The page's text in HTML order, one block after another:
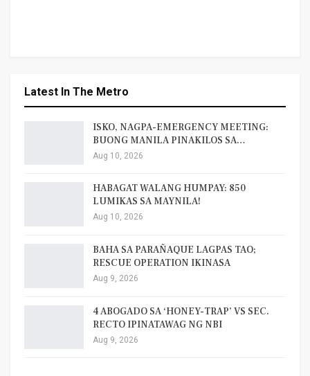
Latest In The Metro
ISKO, NAGPA-EMERGENCY MEETING:
BUONG MANILA PINAKILOS SA…
Aug 10, 2026
HABAGAT WALANG HUMPAY: 850
LUMIKAS SA MAYNILA!
Aug 10, 2026
BAHA SA PARAÑAQUE LAGPAS TAO;
RESCUE OPERATION IKINASA
Aug 9, 2026
4 ABOGADO SA ‘HONEY-TRAP’ VS SEC.
RECTO IPINATAWAG NG NBI
Aug 9, 2026